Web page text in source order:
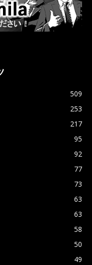
509
253
217
95
92
77
73
63
63
58
50
49